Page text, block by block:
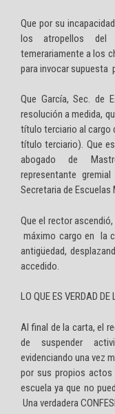
Que por su
los atropellos del
temerariamente a los
para invocar supuesta
Que García, Sec. de
resolución a medida,
título terciario al cargo
título terciario). Que
abogado de
representante
Secretaria de Escuelas
Que el rector
máximo cargo en la
antigüedad,
accedido.
LO QUE ES VERDAD DE
Al final de la carta, el
de suspender
evidenciando una vez
por sus propios actos
escuela ya que no
Una verdadera